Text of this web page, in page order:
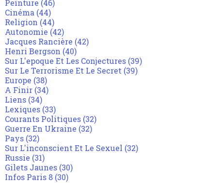
Peinture (46)
Cinéma (44)
Religion (44)
Autonomie (42)
Jacques Rancière (42)
Henri Bergson (40)
Sur L'epoque Et Les Conjectures (39)
Sur Le Terrorisme Et Le Secret (39)
Europe (38)
A Finir (34)
Liens (34)
Lexiques (33)
Courants Politiques (32)
Guerre En Ukraine (32)
Pays (32)
Sur L'inconscient Et Le Sexuel (32)
Russie (31)
Gilets Jaunes (30)
Infos Paris 8 (30)